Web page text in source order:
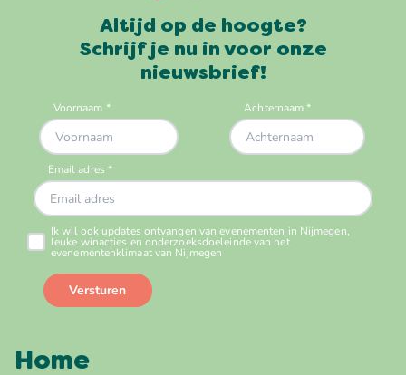
Altijd op de hoogte?
Schrijf je nu in voor onze
nieuwsbrief!
Home